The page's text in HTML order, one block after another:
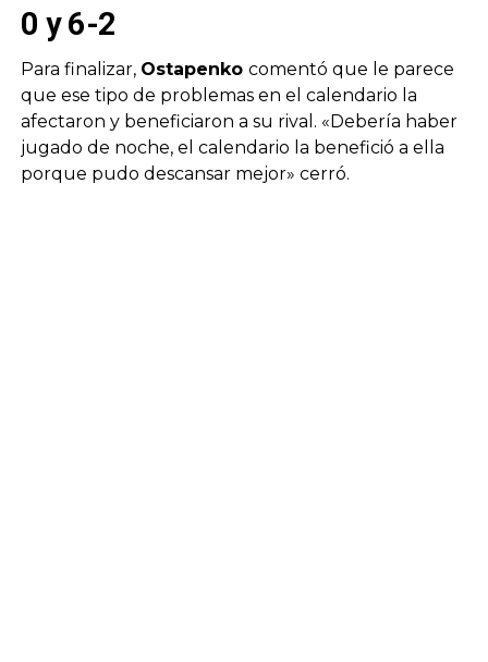
0 y 6-2
Para finalizar, Ostapenko comentó que le parece
que ese tipo de problemas en el calendario la
afectaron y beneficiaron a su rival. «Debería haber
jugado de noche, el calendario la benefició a ella
porque pudo descansar mejor» cerró.